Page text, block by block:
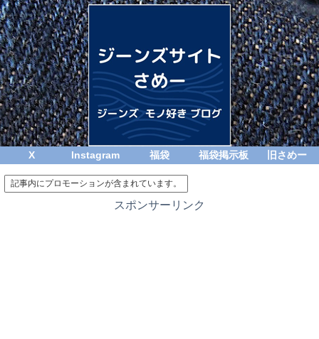
X Instagram 福袋 福袋掲示板 旧さめー
記事内にプロモーションが含まれています。
スポンサーリンク